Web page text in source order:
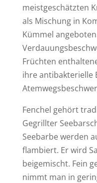
meistgeschätzten
als Mischung in
Kümmel
Früchten
ihre antibakterielle
Fenchel gehört
Gegrillter
Seebarbe werden
flambiert. Er wird
beigemischt. Fein
nimmt man in